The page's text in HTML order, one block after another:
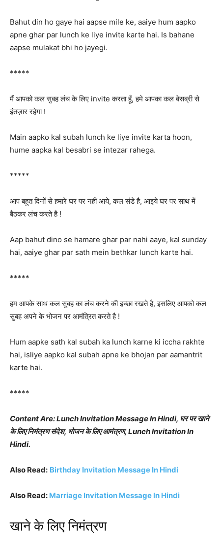
Bahut din ho gaye hai aapse mile ke, aaiye hum aapko
apne ghar par lunch ke liye invite karte hai. Is bahane
aapse mulakat bhi ho jayegi.
*****
मैं आपको कल सुबह लंच के लिए invite करता हूँ, हमे आपका कल बेसब्री से
इंतज़ार रहेगा !
Main aapko kal subah lunch ke liye invite karta hoon,
hume aapka kal besabri se intezar rahega.
*****
आप बहुत दिनों से हमारे घर पर नहीं आये, कल संडे है, आइये घर पर साथ में
बैठकर लंच करते है !
Aap bahut dino se hamare ghar par nahi aaye, kal sunday
hai, aaiye ghar par sath mein bethkar lunch karte hai.
*****
हम आपके साथ कल सुबह का लंच करने की इच्छा रखते है, इसलिए आपको कल
सुबह अपने के भोजन पर आमंत्रित करते है !
Hum aapke sath kal subah ka lunch karne ki iccha rakhte
hai, isliye aapko kal subah apne ke bhojan par aamantrit
karte hai.
*****
Content Are: Lunch Invitation Message In Hindi, घर पर खाने
के लिए निमंत्रण संदेश, भोजन के लिए आमंत्रण, Lunch Invitation In
Hindi.
Also Read: Birthday Invitation Message In Hindi
Also Read: Marriage Invitation Message In Hindi
खाने के लिए निमंत्रण